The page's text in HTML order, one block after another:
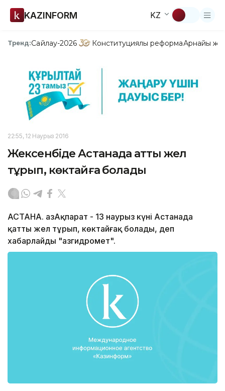
KAZINFORM KZ
Тренд:Сайлау-2026 Конституциялық реформаАрнайы
22:55, 12 Наурыз 2016
Жексенбіде Астанада қатты жел
тұрып, көктайғақ болады
АСТАНА. ҚазАқпарат - 13 наурыз күні Астанада
қатты жел тұрып, көктайғақ болады, деп
хабарлайды "Қазгидромет".